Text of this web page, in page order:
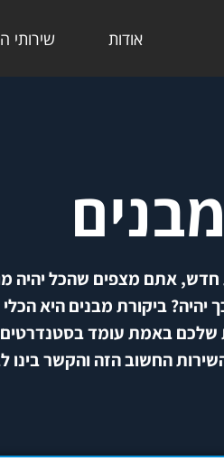
אודות שירותי
חדש, אתם מצפים שהכל יהיה
ביקורת מבנים היא
באמת עומד בסטנדרטים
החשוב הזה והקשר בינו